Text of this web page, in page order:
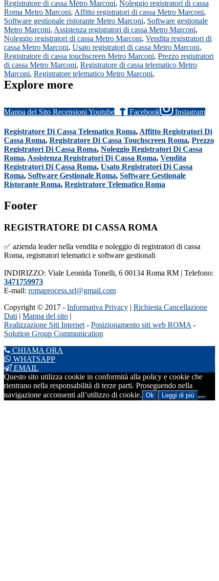
Registratore di cassa Metro Marconi, Noleggio registratori di cassa
Roma Metro Marconi, Affitto registratori di cassa Metro Marconi,
Software gestionale ristorante Metro Marconi, Software gestionale
Metro Marconi, Assistenza registratori di cassa Metro Marconi,
Noleggio registratori di cassa Metro Marconi, Vendita registratori di
cassa Metro Marconi, Usato registratori di cassa Metro Marconi,
Registratore di cassa touchscreen Metro Marconi, Prezzo registratori
di cassa Metro Marconi, Registratore di cassa telematico Metro
Marconi, Registratore telematico Metro Marconi,
Explore more
Mappa del Sito Recensioni Youtube Facebook Instagram
Registratore Di Cassa Telematico Roma, Affitto Registratori Di
Cassa Roma, Registratore Di Cassa Touchscreen Roma, Prezzo
Registratori Di Cassa Roma, Noleggio Registratori Di Cassa
Roma, Assistenza Registratori Di Cassa Roma, Vendita
Registratori Di Cassa Roma, Usato Registratori Di Cassa
Roma, Software Gestionale Roma, Software Gestionale
Ristorante Roma, Registratore Telematico Roma
Footer
REGISTRATORE DI CASSA ROMA
✅ azienda leader nella vendita e noleggio di registratori di cassa
Roma, registratori telematici e software gestionali
INDIRIZZO: Viale Leonida Tonelli, 6 00134 Roma RM | Telefono:
3471759973
E-mail: romaprocess.srl@gmail.com
Copyright © 2017 - Informativa Privacy | Richiesta Cancellazione
Dati | Mappa del sito |
Realizzazione Siti Internet - Posizionamento siti web ROMA -
Solution Group Communication
CHIAMA ORA
WHATSAPP
EMAIL
Questo sito utilizza cookie in conformità alla policy e cookie che
rientrano nella responsabilità di terze parti. Proseguendo nella
navigazione acconsenti all’utilizzo di cookie. Ok Leggi di più